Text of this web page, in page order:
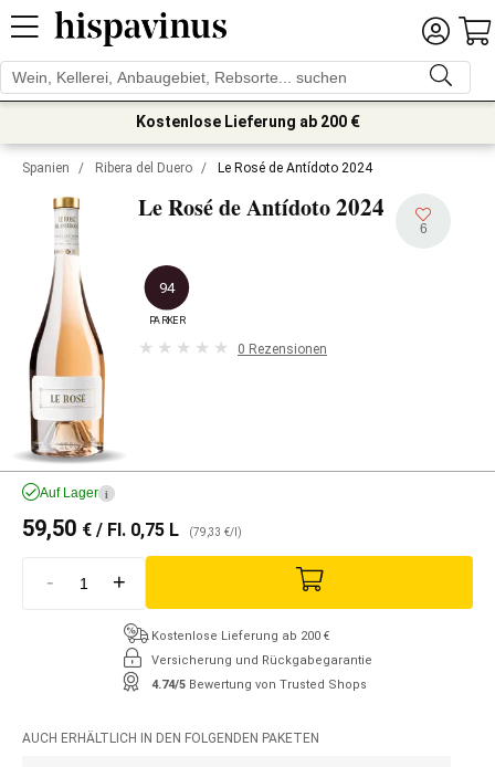
Kostenlose Lieferung ab 200 €
Spanien / Ribera del Duero / Le Rosé de Antídoto 2024
Le Rosé de Antídoto2024
6
94
PARKER
0 Rezensionen
Auf Lager i
59,50 € / Fl. 0,75 L (79,33 €/l)
- +
Kostenlose Lieferung ab 200 €
Versicherung und Rückgabegarantie
4.74/5 Bewertung von Trusted Shops
AUCH ERHÄLTLICH IN DEN FOLGENDEN PAKETEN